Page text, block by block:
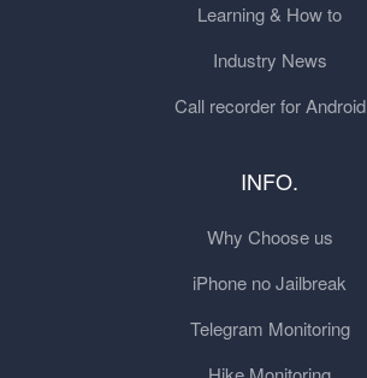
Learning & How to
Industry News
Call recorder for Android
INFO.
Why Choose us
iPhone no Jailbreak
Telegram Monitoring